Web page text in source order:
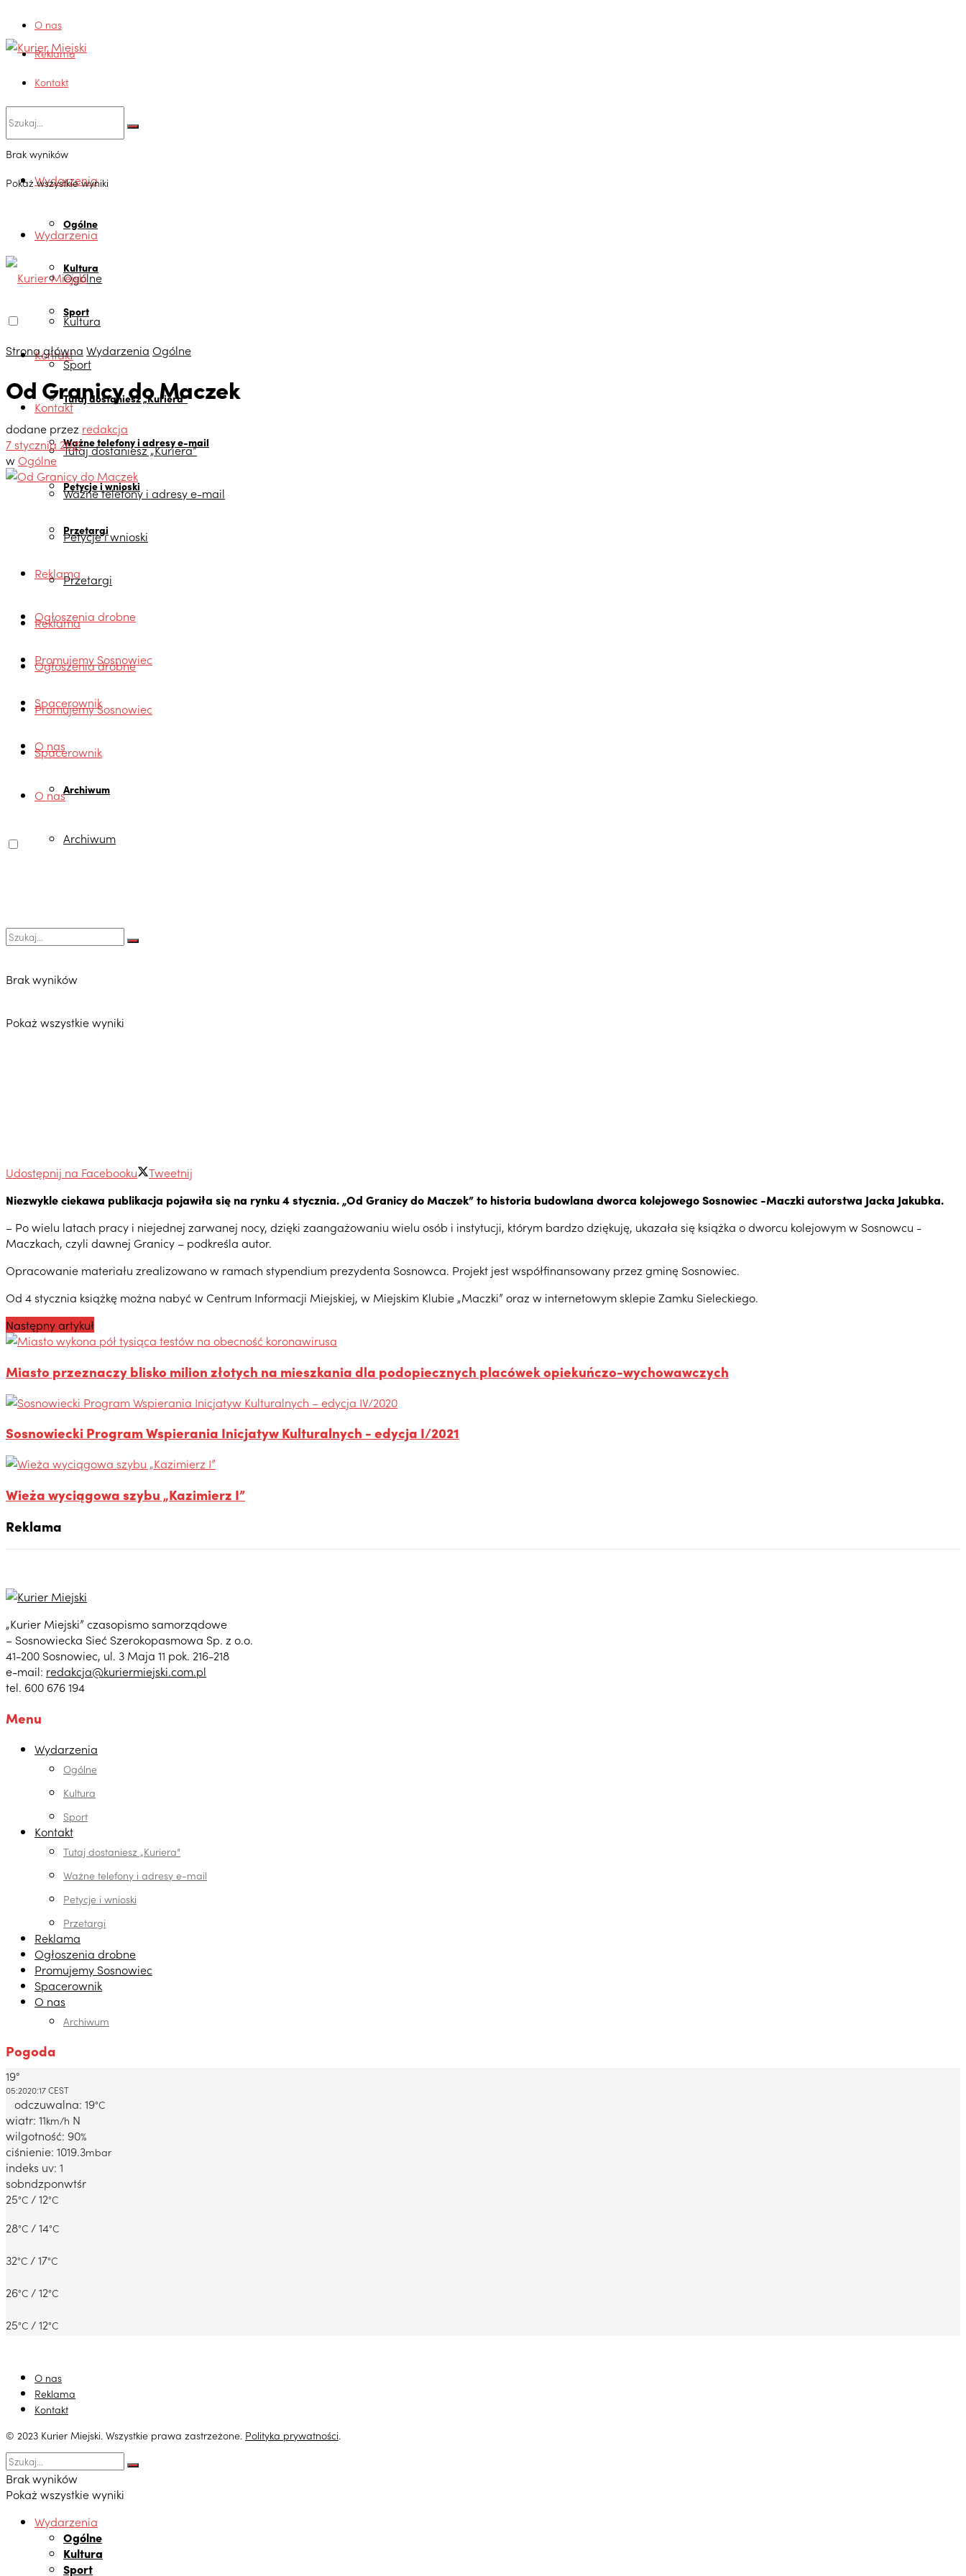
O nas
Reklama
Kontakt
Brak wyników
Pokaż wszystkie wyniki
Wydarzenia
Ogólne
Kultura
Sport
Kontakt
Tutaj dostaniesz „Kuriera”
Ważne telefony i adresy e-mail
Petycje i wnioski
Przetargi
Reklama
Ogłoszenia drobne
Promujemy Sosnowiec
Spacerownik
O nas
Archiwum
Wydarzenia
Ogólne
Kultura
Sport
Kontakt
Tutaj dostaniesz „Kuriera”
Ważne telefony i adresy e-mail
Petycje i wnioski
Przetargi
Reklama
Ogłoszenia drobne
Promujemy Sosnowiec
Spacerownik
O nas
Archiwum
Brak wyników
Pokaż wszystkie wyniki
Strona główna Wydarzenia Ogólne
Od Granicy do Maczek
dodane przez redakcja
7 stycznia 2021
wOgólne
Udostępnij na Facebooku
Tweetnij
Niezwykle ciekawa publikacja pojawiła się na rynku 4 stycznia. „Od Granicy do Maczek” to historia budowlana dworca kolejowego Sosnowiec -Maczki autorstwa Jacka Jakubka.
– Po wielu latach pracy i niejednej zarwanej nocy, dzięki zaangażowaniu wielu osób i instytucji, którym bardzo dziękuję, ukazała się książka o dworcu kolejowym w Sosnowcu -
Maczkach, czyli dawnej Granicy – podkreśla autor.
Opracowanie materiału zrealizowano w ramach stypendium prezydenta Sosnowca. Projekt jest współfinansowany przez gminę Sosnowiec.
Od 4 stycznia książkę można nabyć w Centrum Informacji Miejskiej, w Miejskim Klubie „Maczki” oraz w internetowym sklepie Zamku Sieleckiego.
Następny artykuł
Miasto przeznaczy blisko milion złotych na mieszkania dla podopiecznych placówek opiekuńczo-wychowawczych
Sosnowiecki Program Wspierania Inicjatyw Kulturalnych - edycja I/2021
Wieża wyciągowa szybu „Kazimierz I”
Reklama
„Kurier Miejski” czasopismo samorządowe
– Sosnowiecka Sieć Szerokopasmowa Sp. z o.o.
41-200 Sosnowiec, ul. 3 Maja 11 pok. 216-218
e-mail: redakcja@kuriermiejski.com.pl
tel. 600 676 194
Menu
Wydarzenia
Ogólne
Kultura
Sport
Kontakt
Tutaj dostaniesz „Kuriera”
Ważne telefony i adresy e-mail
Petycje i wnioski
Przetargi
Reklama
Ogłoszenia drobne
Promujemy Sosnowiec
Spacerownik
O nas
Archiwum
Pogoda
Dabrowa Gornicza, PL
19°
05:2020:17 CEST
odczuwalna: 19°C
wiatr: 11km/h N
wilgotność: 90%
ciśnienie: 1019.3mbar
indeks uv: 1
sobndzponwtśr
25°C / 12°C
28°C / 14°C
32°C / 17°C
26°C / 12°C
25°C / 12°C
O nas
Reklama
Kontakt
© 2023 Kurier Miejski. Wszystkie prawa zastrzeżone. Polityka prywatności.
Brak wyników
Pokaż wszystkie wyniki
Wydarzenia
Ogólne
Kultura
Sport